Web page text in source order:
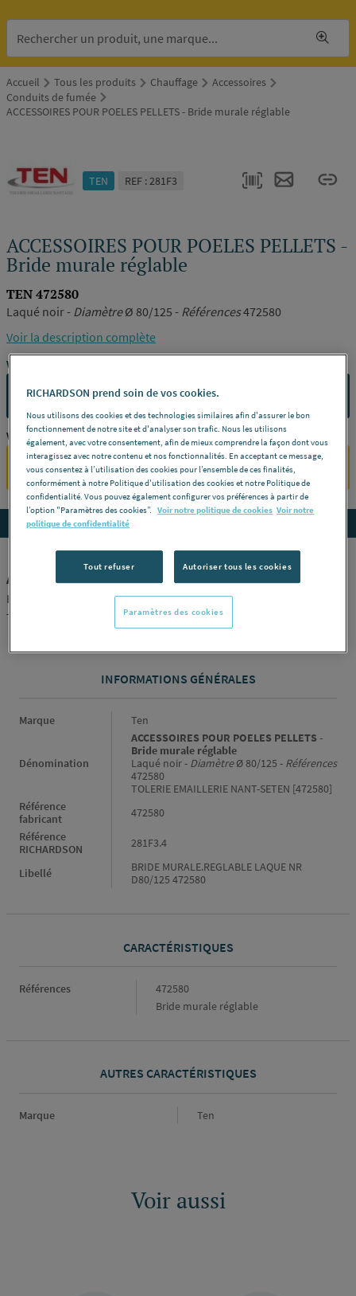
Accueil Tous les produits Chauffage
Accessoires
Conduits de fumée
ACCESSOIRES POUR POELES PELLETS - Bride murale réglable
TEN REF : 281F3
ACCESSOIRES POUR POELES PELLETS -
Bride murale réglable
TEN 472580
Laqué noir - DiamètreØ 80/125 - Références472580
Voir la description complète
Vous avez un projet ?
CONTACTEZ-NOUS
Vous êtes un professionnel ?
SE CONNECTER
Accedez aux détails du produit
ACCESSOIRES POUR POELES PELLETS - Bride murale réglable
Laqué noir -
DiamètreØ 80/125 -Références
TOLERIE EMAILLERIE NANT-SETEN [472580]
INFORMATIONS GÉNÉRALES
Informations générales
Marque Ten
Dénomination
ACCESSOIRES POUR POELES PELLETS -
Bride murale réglable
Laqué noir - DiamètreØ 80/125 - Références
472580
TOLERIE EMAILLERIE NANT-SETEN [472580]
Référence
fabricant
472580
Référence
RICHARDSON
281F3.4
Libellé
BRIDE MURALE.REGLABLE LAQUE NR
D80/125 472580
CARACTÉRISTIQUES
Caractéristiques
Références
472580
Bride murale réglable
AUTRES CARACTÉRISTIQUES
Marque Marque
Ten
Voir aussi
de
RICHARDSON prend soin de vos cookies.
Nous utilisons des cookies et des technologies similaires afin d'assurer le bon
fonctionnement de notre site et d'analyser son trafic. Nous les utilisons
également, avec votre consentement, afin de mieux comprendre la façon dont vous
interagissez avec notre contenu et nos fonctionnalités. En acceptant ce message,
vous consentez à l’utilisation des cookies pour l’ensemble de ces finalités,
conformément à notre Politique d'utilisation des cookies et notre Politique de
confidentialité. Vous pouvez également configurer vos préférences à partir de
l’option "Paramètres des cookies”. Voir notre politique de cookies Voir notre
politique de confidentialité
Tout refuser Autoriser tous les cookies
Paramètres des cookies